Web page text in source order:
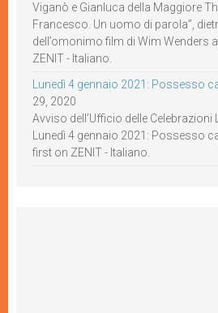
Viganò e Gianluca della Maggiore
Francesco. Un uomo di parola”,
dell’omonimo film di Wim Wenders
ZENIT - Italiano.
Lunedì 4 gennaio 2021: Possesso
29, 2020
Avviso dell’Ufficio delle
Lunedì 4 gennaio 2021: Possesso
first on ZENIT - Italiano.